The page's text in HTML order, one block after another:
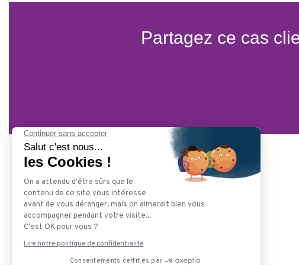
Partagez ce cas